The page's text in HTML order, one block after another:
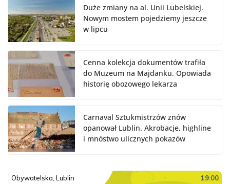
Duże zmiany na al. Unii Lubelskiej.
Nowym mostem pojedziemy jeszcze
w lipcu
Cenna kolekcja dokumentów trafiła
do Muzeum na Majdanku. Opowiada
historię obozowego lekarza
Carnaval Sztukmistrzów znów
opanował Lublin. Akrobacje, highline
i mnóstwo ulicznych pokazów